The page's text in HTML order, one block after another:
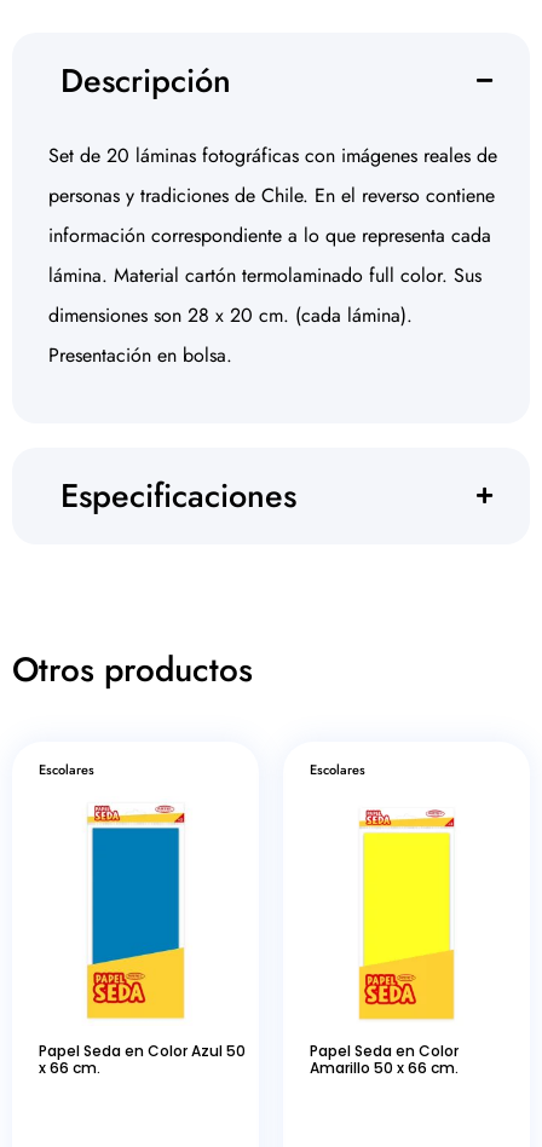
Descripción
Set de 20 láminas fotográficas con imágenes reales de
personas y tradiciones de Chile. En el reverso contiene
información correspondiente a lo que representa cada
lámina. Material cartón termolaminado full color. Sus
dimensiones son 28 x 20 cm. (cada lámina).
Presentación en bolsa.
Especificaciones
Otros productos
Escolares
Papel Seda en Color Azul 50
x 66 cm.
Escolares
Papel Seda en Color
Amarillo 50 x 66 cm.